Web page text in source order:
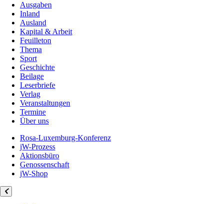
Ausgaben
Inland
Ausland
Kapital & Arbeit
Feuilleton
Thema
Sport
Geschichte
Beilage
Leserbriefe
Verlag
Veranstaltungen
Termine
Über uns
Rosa-Luxemburg-Konferenz
jW-Prozess
Aktionsbüro
Genossenschaft
jW-Shop